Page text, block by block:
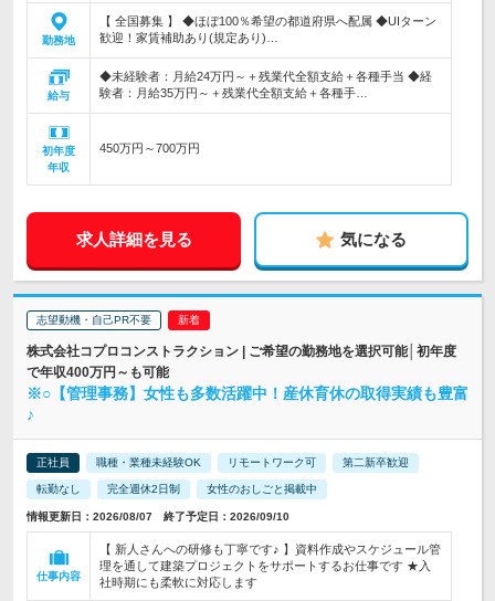
勤務地
【 全国募集 】 ◆ほぼ100％希望の都道府県へ配属 ◆UIターン
歓迎！家賃補助あり(規定あり)…
給与
◆未経験者：月給24万円～＋残業代全額支給＋各種手当 ◆経
験者：月給35万円～＋残業代全額支給＋各種手…
初年度
年収
450万円～700万円
求人詳細を見る 気になる
志望動機・自己PR不要
株式会社コプロコンストラクション | ご希望の勤務地を選択可能│初年度
で年収400万円～も可能
※○【管理事務】女性も多数活躍中！産休育休の取得実績も豊富
♪
正社員 職種・業種未経験OK リモートワーク可 第二新卒歓迎
転勤なし 完全週休2日制 女性のおしごと掲載中
情報更新日：2026/08/07 終了予定日：2026/09/10
仕事内容
【 新人さんへの研修も丁寧です♪ 】資料作成やスケジュール管
理を通して建築プロジェクトをサポートするお仕事です ★入
社時期にも柔軟に対応します